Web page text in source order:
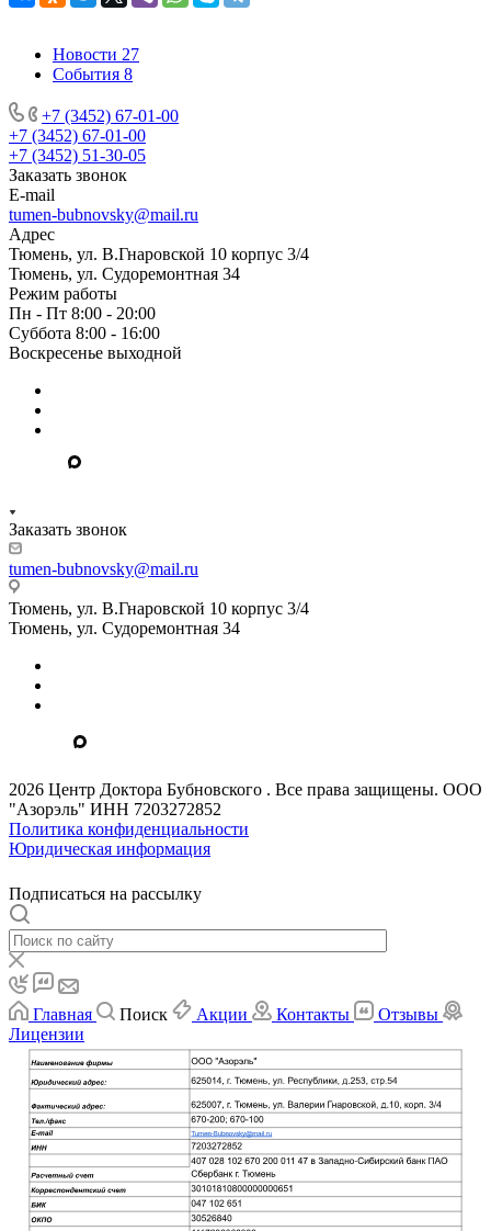
Новости 27
События 8
+7 (3452) 67-01-00
+7 (3452) 67-01-00
+7 (3452) 51-30-05
Заказать звонок
E-mail
tumen-bubnovsky@mail.ru
Адрес
Тюмень, ул. В.Гнаровской 10 корпус 3/4
Тюмень, ул. Судоремонтная 34
Режим работы
Пн - Пт 8:00 - 20:00
Суббота 8:00 - 16:00
Воскресенье выходной
Заказать звонок
tumen-bubnovsky@mail.ru
Тюмень, ул. В.Гнаровской 10 корпус 3/4
Тюмень, ул. Судоремонтная 34
2026 Центр Доктора Бубновского . Все права защищены. ООО
"Азорэль" ИНН 7203272852
Политика конфиденциальности
Юридическая информация
Подписаться на рассылку
Главная Поиск Акции Контакты
Отзывы
Лицензии